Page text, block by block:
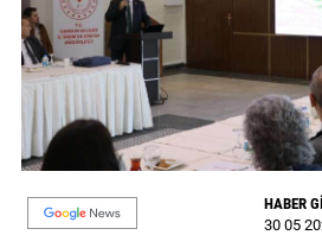
GALERİ
VİDEO
YAZARLAR
BİZE
ULAŞIN
HABER
30 05